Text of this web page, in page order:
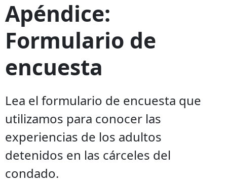
Apéndice:
Formulario de
encuesta
Lea el formulario de encuesta que
utilizamos para conocer las
experiencias de los adultos
detenidos en las cárceles del
condado.